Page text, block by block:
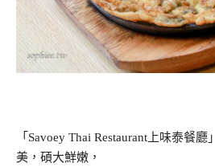
「Savoey Thai Restaurant上味泰餐
美，碩大鮮嫩，